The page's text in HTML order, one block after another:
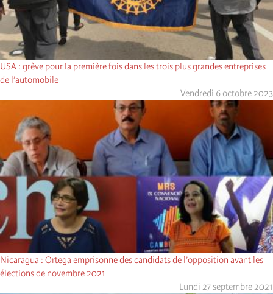
USA : grève pour la première fois dans les trois plus grandes entreprises
de l’automobile
Vendredi 6 octobre 2023
Nicaragua : Ortega emprisonne des candidats de l’opposition avant les
élections de novembre 2021
Lundi 27 septembre 2021